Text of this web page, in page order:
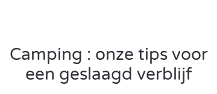
en de animatoren van de camping op te zoeken en
mee te doen aan de speciaal voor hen
georganiseerde
en workshops. In de
Camping : onze tips voor
een geslaagd verblijf